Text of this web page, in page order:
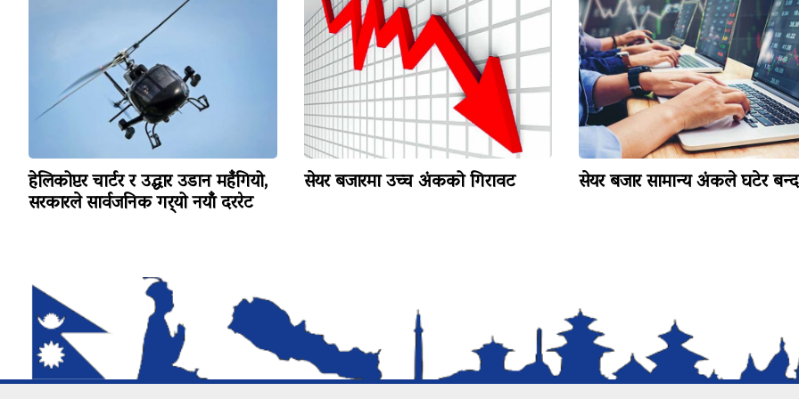
हेलिकोप्टर चार्टर र उद्धार उडान महँगियो,
सरकारले सार्वजनिक गर्‍यो नयाँ दररेट
सेयर बजारमा उच्च अंकको गिरावट सेयर बजार सामान्य अंकले घटेर बन्द